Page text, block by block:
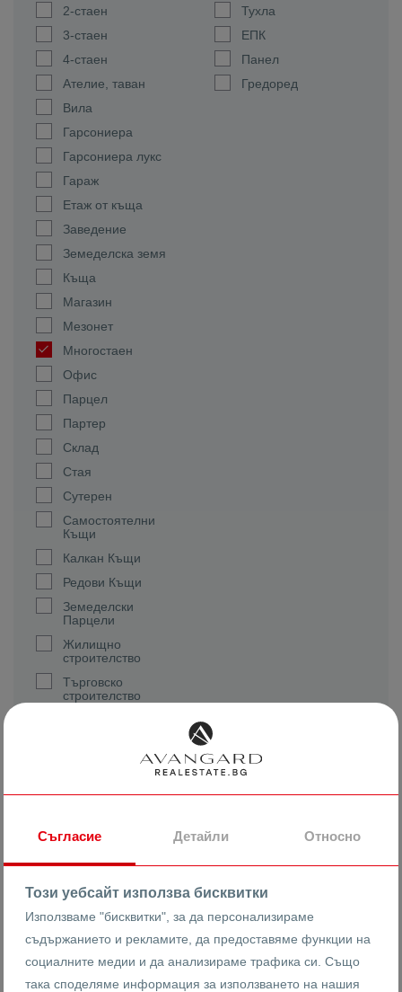
2-стаен
3-стаен
4-стаен
Ателие, таван
Вила
Гарсониера
Гарсониера лукс
Гараж
Етаж от къща
Заведение
Земеделска земя
Къща
Магазин
Мезонет
Многостаен
Офис
Парцел
Партер
Склад
Стая
Сутерен
Самостоятелни
Къщи
Калкан Къщи
Редови Къщи
Земеделски
Парцели
Жилищно
строителство
Търговско
строителство
Тухла
ЕПК
Панел
Гредоред
Квадратура (m2)
Цена
Съгласие Детайли Относно
Този уебсайт използва бисквитки
Използваме "бисквитки", за да персонализираме
съдържанието и рекламите, да предоставяме функции на
социалните медии и да анализираме трафика си. Също
така споделяме информация за използването на нашия